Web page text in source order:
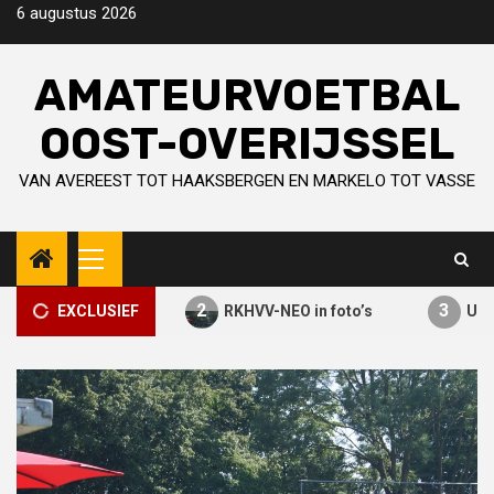
Skip6 augustus 2026
AMATEURVOETBAL
OOST-OVERIJSSEL
VAN AVEREEST TOT HAAKSBERGEN EN MARKELO TOT VASSE
Primary
Menu
EXCLUSIEF
2 RKHVV-NEO in foto’s 3 Uw
1
Schotse profs winnen nipt van
HSC’21
Nacompetitie Zondagvoetbal